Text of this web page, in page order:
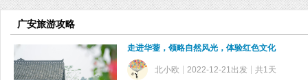
广安旅游攻略
走进华蓥，领略自然风光，体验红色文化
北小欧 2022-12-21出发 共1天